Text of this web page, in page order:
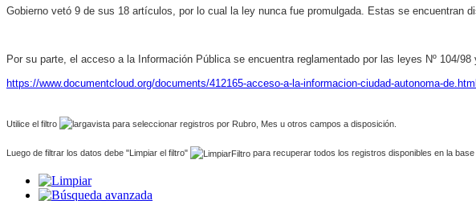
Gobierno vetó 9 de sus 18 artículos, por lo cual la ley nunca fue promulgada.
Estas se encuentran
Por su parte, el acceso a la Información Pública se encuentra reglamentado por las leyes Nº 104/98
https://www.documentcloud.org/documents/412165-acceso-a-la-informacion-ciudad-autonoma-
Utilice el filtro para seleccionar registros por Rubro, Mes u otros campos a disposición.
Luego de filtrar los datos debe "Limpiar el filtro" para recuperar todos los registros disponibles en la base